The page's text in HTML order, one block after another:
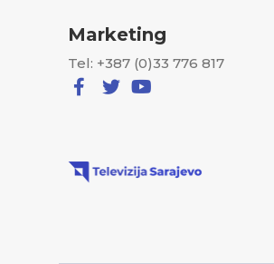
Marketing
Tel: +387 (0)33 776 817